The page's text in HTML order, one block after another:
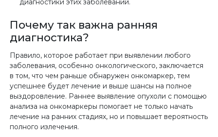
диагностики этих заболеваний.
Почему так важна ранняя
диагностика?
Правило, которое работает при выявлении любого
заболевания, особенно онкологического, заключается
в том, что чем раньше обнаружен онкомаркер, тем
успешнее будет лечение и выше шансы на полное
выздоровление. Раннее выявление опухоли с помощью
анализа на онкомаркеры помогает не только начать
лечение на ранних стадиях, но и повышает вероятность
полного излечения.